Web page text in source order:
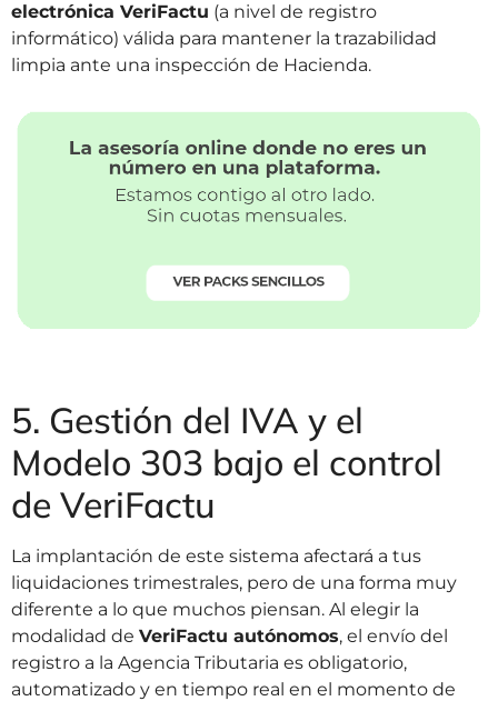
electrónica VeriFactu (a nivel de registro
informático) válida para mantener la trazabilidad
limpia ante una inspección de Hacienda.
5. Gestión del IVA y el
Modelo 303 bajo el control
de VeriFactu
La implantación de este sistema afectará a tus
liquidaciones trimestrales, pero de una forma muy
diferente a lo que muchos piensan. Al elegir la
modalidad de VeriFactu autónomos, el envío del
registro a la Agencia Tributaria es obligatorio,
automatizado y en tiempo real en el momento de